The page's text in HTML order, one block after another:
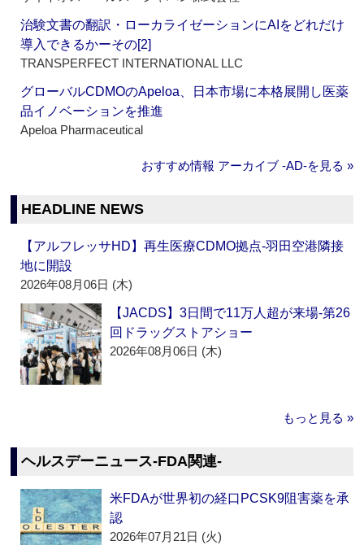
治験文書の翻訳・ローカライゼーションにAIをどれだけ
導入できるかーその[2]
TRANSPERFECT INTERNATIONAL LLC
グローバルCDMOのApeloa、日本市場に本格展開し医薬
品イノベーションを推進
Apeloa Pharmaceutical
おすすめ情報 アーカイブ ‐AD‐を見る »
HEADLINE NEWS
【アルフレッサHD】再生医療CDMO拠点‐羽田空港隣接
地に開設
2026年08月06日 (木)
【JACDS】3日間で11万人超が来場‐第26
回ドラッグストアショー
2026年08月06日 (木)
もっと見る »
ヘルスデーニュース‐FDA関連‐
米FDAが世界初の経口PCSK9阻害薬を承
認
2026年07月21日 (火)